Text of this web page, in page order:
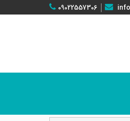
09022557306